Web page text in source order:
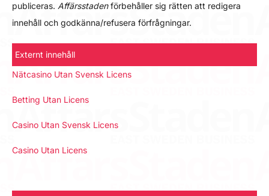
publiceras. Affärsstadenförbehåller sig rätten att redigera
innehåll och godkänna/refusera förfrågningar.
Externt innehåll
Nätcasino Utan Svensk Licens
Betting Utan Licens
Casino Utan Svensk Licens
Casino Utan Licens